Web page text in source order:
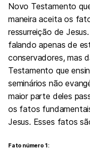
Novo Testamento
maneira aceita os
ressurreição de
falando apenas de
conservadores, mas
Testamento que
seminários não
maior parte deles
os fatos
Jesus. Esses fatos
Fato número 1: